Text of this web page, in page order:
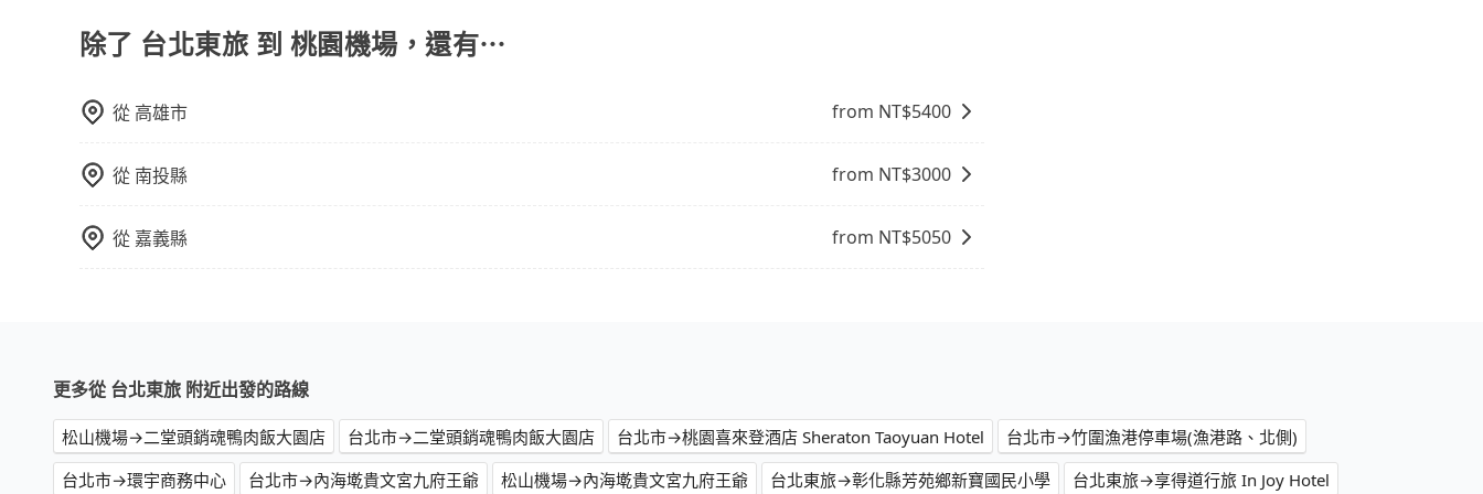
優點是24小時隨叫隨到，價格按錶計費，但若遇交通塞車時亦會加收延遲費用，一般屬短程接駁為主。 - 白牌
車：優點是價格相對較低，有的還可喊價。但安全性和服務質量無法保障，需要自行承擔風險，遇到狀況事後也
除了 台北東旅 到 桃園機場，還有⋯
從 高雄市 from NT$5400
從 南投縣 from NT$3000
從 嘉義縣 from NT$5050
更多從 台北東旅 附近出發的路線
松山機場→二堂頭銷魂鴨肉飯大園店 台北市→二堂頭銷魂鴨肉飯大園店 台北市→桃園喜來登酒店 Sheraton Taoyuan Hotel
台北市→竹圍漁港停車場(漁港路、北側)
台北市→環宇商務中心
台北市→內海墘貴文宮九府王爺 松山機場→內海墘貴文宮九府王爺 台北東旅→彰化縣芳苑鄉新寶國民小學 台北東旅→享得道行旅 In Joy Hotel